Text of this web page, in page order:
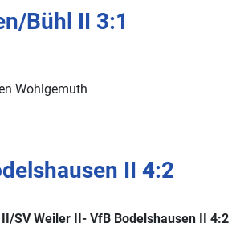
​Bühl II 3:1
Wohlgemuth
II 4:2
SV Weiler II- VfB Bodelshausen II 4:2